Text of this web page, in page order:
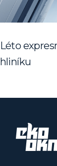
Léto
hliníku